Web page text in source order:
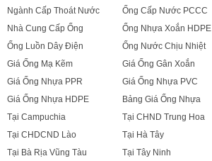
Ngành Cấp Thoát Nước
Ống Cấp Nước PCCC
Nhà Cung Cấp Ống
Ống Nhựa Xoắn HDPE
Ống Luồn Dây Điện
Ống Nước Chịu Nhiệt
Giá Ống Mạ Kẽm
Giá Ống Gân Xoắn
Giá Ống Nhựa PPR
Giá Ống Nhựa PVC
Giá Ống Nhựa HDPE
Bảng Giá Ống Nhựa
Tại Campuchia
Tại CHND Trung Hoa
Tại CHDCND Lào
Tại Hà Tây
Tại Bà Rịa Vũng Tàu
Tại Tây Ninh